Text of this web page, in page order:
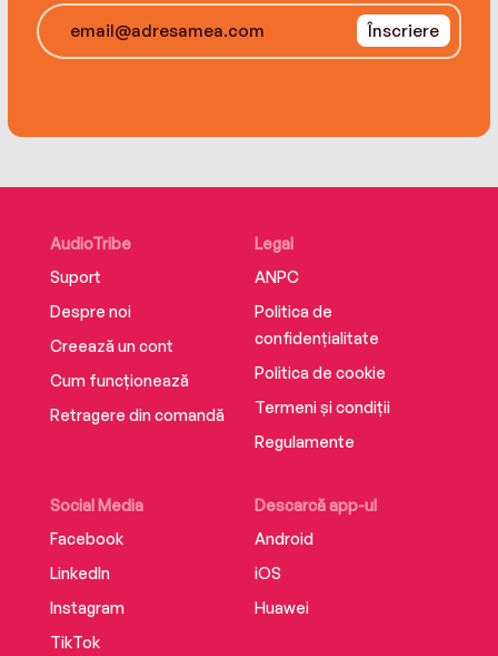
Înscriere
AudioTribe
Suport
Despre noi
Creează un cont
Cum funcționează
Retragere din comandă
Social Media
Facebook
LinkedIn
Instagram
TikTok
Descarcă app-ul
Android
iOS
Huawei
Legal
ANPC
Politica de
confidențialitate
Politica de cookie
Termeni și condiții
Regulamente